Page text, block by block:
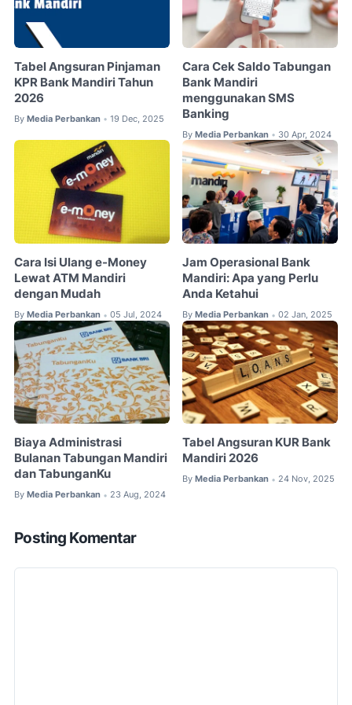
Tabel Angsuran Pinjaman
KPR Bank Mandiri Tahun
2026
By Media Perbankan • 19 Dec, 2025
Cara Cek Saldo Tabungan
Bank Mandiri
menggunakan SMS
Banking
By Media Perbankan • 30 Apr, 2024
Cara Isi Ulang e-Money
Lewat ATM Mandiri
dengan Mudah
By Media Perbankan • 05 Jul, 2024
Jam Operasional Bank
Mandiri: Apa yang Perlu
Anda Ketahui
By Media Perbankan • 02 Jan, 2025
Biaya Administrasi
Bulanan Tabungan Mandiri
dan TabunganKu
By Media Perbankan • 23 Aug, 2024
Tabel Angsuran KUR Bank
Mandiri 2026
By Media Perbankan • 24 Nov, 2025
Posting Komentar